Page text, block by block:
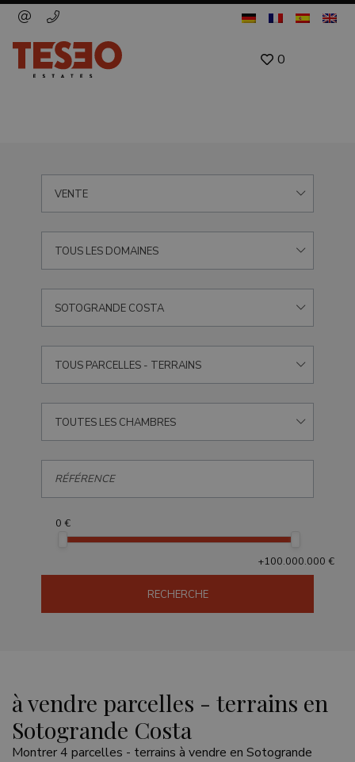
0
VENTE
TOUS LES DOMAINES
SOTOGRANDE COSTA
0 €
+100.000.000 €
TOUS PARCELLES - TERRAINS
TOUTES LES CHAMBRES
RECHERCHE
à vendre parcelles - terrains en
Sotogrande Costa
Montrer 4 parcelles - terrains à vendre en Sotogrande